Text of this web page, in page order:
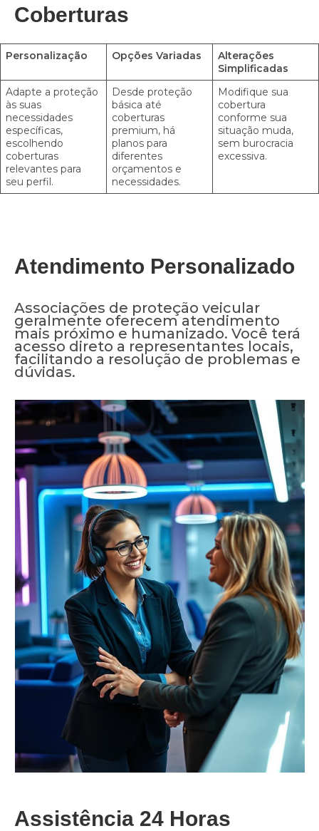
Coberturas
Personalização Opções Variadas
Alterações
Simplificadas
Adapte a proteção
às suas
necessidades
específicas,
escolhendo
coberturas
relevantes para
seu perfil.
Desde proteção
básica até
coberturas
premium, há
planos para
diferentes
orçamentos e
necessidades.
Modifique sua
cobertura
conforme sua
situação muda,
sem burocracia
excessiva.
Atendimento Personalizado
Associações de proteção veicular
geralmente oferecem atendimento
mais próximo e humanizado. Você terá
acesso direto a representantes locais,
facilitando a resolução de problemas e
dúvidas.
Assistência 24 Horas